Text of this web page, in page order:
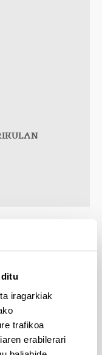
ditu
iragarkiak
trafikoa
erabilerari